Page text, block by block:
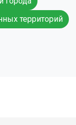
территорий